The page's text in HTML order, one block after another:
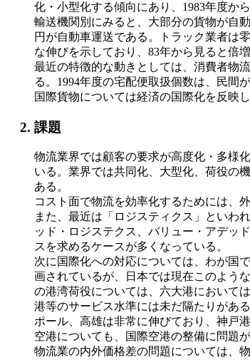
化・小型化する傾向にあり、1983年度か
輸送機関別にみると、大部分の貨物が自
円が自動車運送である。トラック業者は
な伸びを示しており、83年から見ると倍増
最近の特徴的な動きとしては、消費者物
る。1994年度の宅配便取扱個数は、民間
国際貨物については経済の国際化を反映
課題
物流業界では顧客の要求が高度化・多様
いる。業界では共同化、大型化、荷役の
ある。
コスト面で物流を効率化するためには、
また、最近は「ロジスティクス」といわ
ッド・ロジステクス、バリュー・アデッ
スを求めるケースが多くなっている。
次に国際化への対応については、わが国
画されているが、日本では現在このよう
の港湾荷役については、六大港において
港等のサービス水準には未だ隔たりがあ
ポール、高雄は非常に伸びており、神戸
空港についても、国際空港の整備に問題
物流業の内外価格差の問題については、